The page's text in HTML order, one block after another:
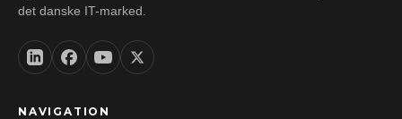
det danske IT-marked.
NAVIGATION